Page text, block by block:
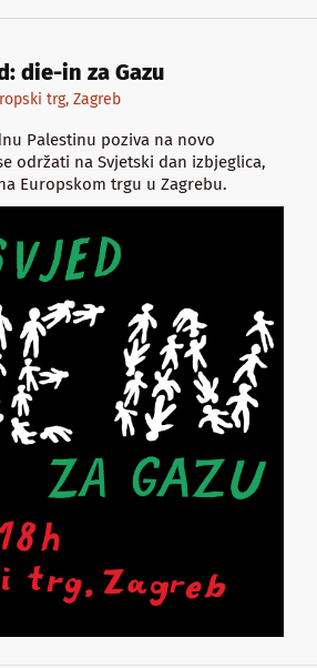
die-in za Gazu
trg, Zagreb
Palestinu poziva na novo
održati na Svjetski dan izbjeglica,
Europskom trgu u Zagrebu.